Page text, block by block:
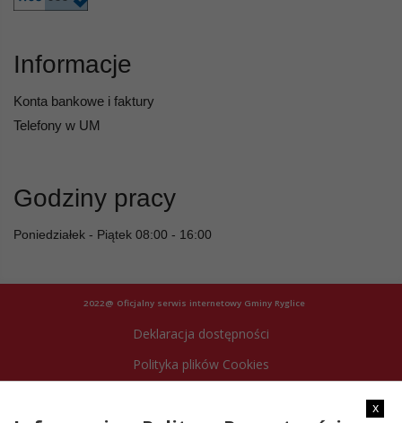
Informacje
Konta bankowe i faktury
Telefony w UM
Godziny pracy
Poniedziałek - Piątek 08:00 - 16:00
2022@ Oficjalny serwis internetowy Gminy Ryglice
Deklaracja dostępności
Polityka plików Cookies
x